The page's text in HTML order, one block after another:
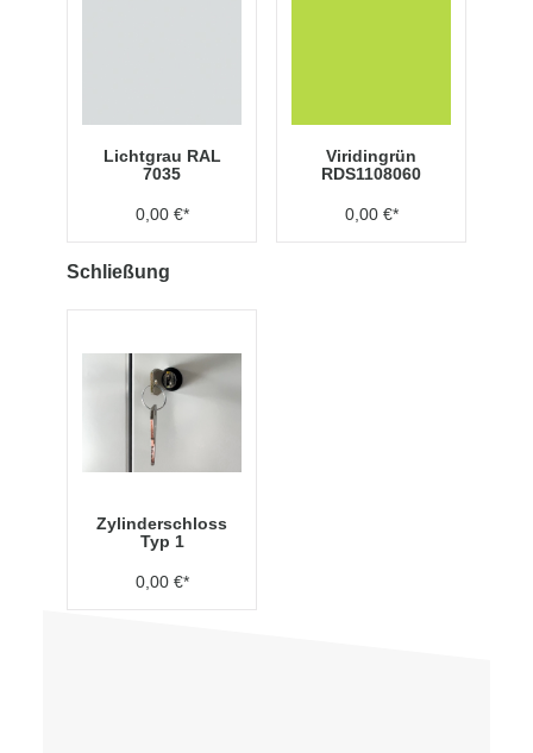
Lichtgrau RAL
7035
0,00 €*
Viridingrün
RDS1108060
0,00 €*
Schließung
Zylinderschloss
Typ 1
0,00 €*